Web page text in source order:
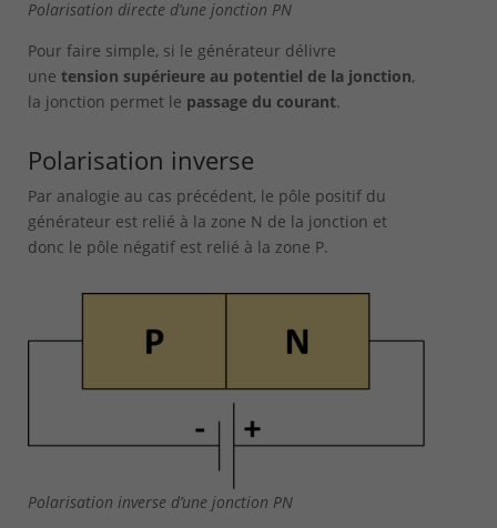
Polarisation directe d’une jonction PN
Pour faire simple, si le générateur délivre
une tension supérieure au potentiel de la jonction,
la jonction permet le passage du courant.
Polarisation inverse
Par analogie au cas précédent, le pôle positif du
générateur est relié à la zone N de la jonction et
donc le pôle négatif est relié à la zone P.
Polarisation inverse d’une jonction PN